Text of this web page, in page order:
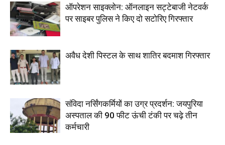
ऑपरेशन साइक्लोन: ऑनलाइन सट्टेबाजी नेटवर्क
पर साइबर पुलिस ने किए दो सटोरिए गिरफ्तार
अवैध देशी पिस्टल के साथ शातिर बदमाश गिरफ्तार
संविदा नर्सिंगकर्मियों का उग्र प्रदर्शन: जयपुरिया
अस्पताल की 90 फीट ऊंची टंकी पर चढ़े तीन
कर्मचारी